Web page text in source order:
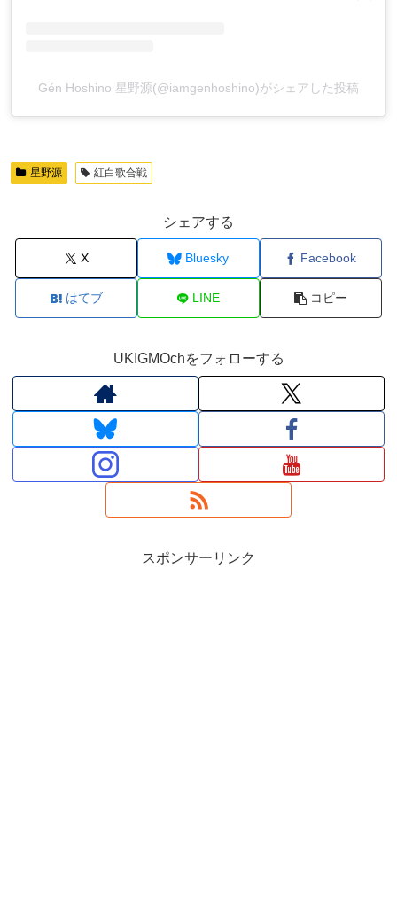
Gén Hoshino 星野源(@iamgenhoshino)がシェアした投稿
星野源 紅白歌合戦
シェアする
X Bluesky Facebook
はてブ LINE コピー
UKIGMOchをフォローする
スポンサーリンク